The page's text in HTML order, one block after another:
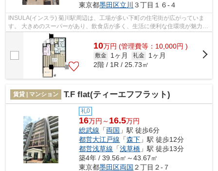
東京都墨田区立川 ３丁目１６-４
INSULA(インスラ) 菊川駅周辺は、工場が多い下町の住宅街が広がっていま
す。 大きめのスーパーがあり、飲食店が多く、生活に便利な住環境が魅力で
す。 治安も良いので女性の一人暮...
10万円 (管理費等：10,000円 )
敷金 1ヶ月 礼金
1ヶ月
2階 / 1R / 25.73㎡
賃貸 | マンション T.F flat(ティーエフフラット)
礼0
16万円～ 16.5万円
総武線 「両国 」駅 徒歩6分
都営大江戸線 「森下 」駅 徒歩12分
都営浅草線 「浅草橋 」駅 徒歩13分
築4年 / 39.56㎡～43.67㎡
東京都墨田区両国 ２丁目２-７